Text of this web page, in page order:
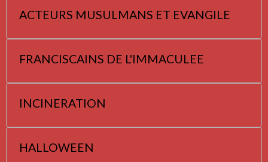
ACTEURS MUSULMANS ET EVANGILE
FRANCISCAINS DE L'IMMACULEE
INCINERATION
HALLOWEEN